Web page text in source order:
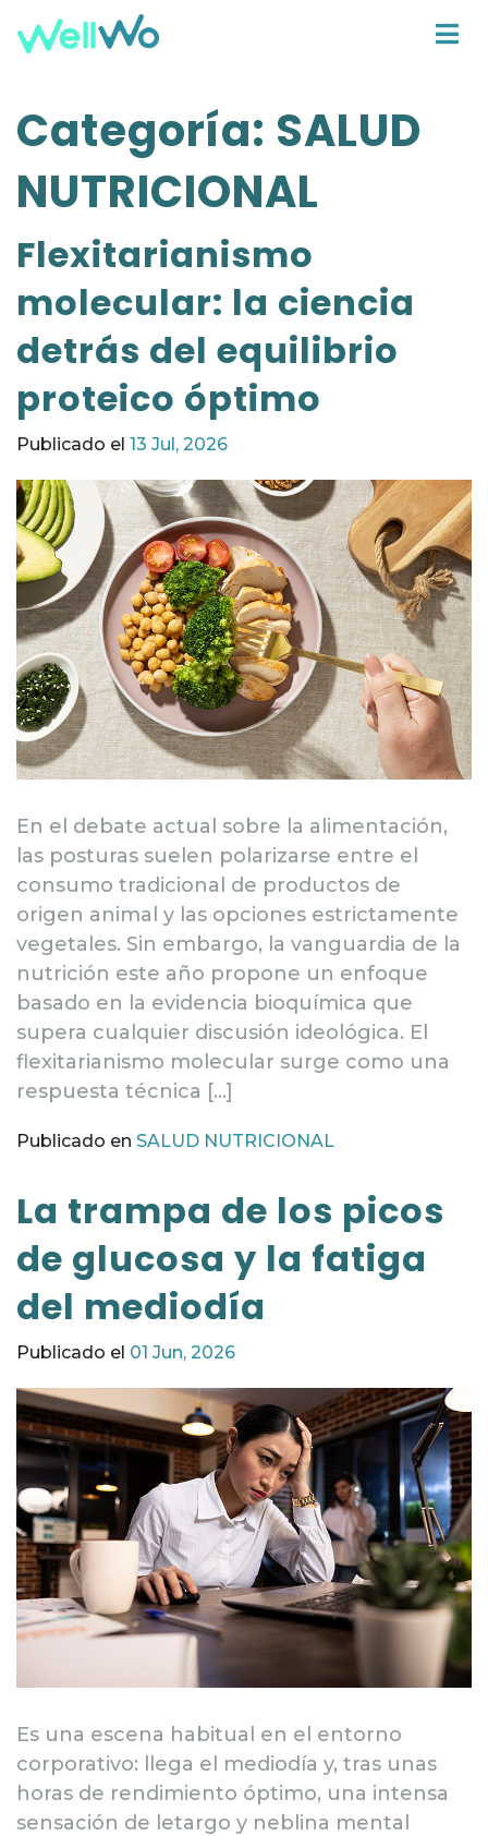
Categoría: SALUD
NUTRICIONAL
Flexitarianismo
molecular: la ciencia
detrás del equilibrio
proteico óptimo
Publicado el 13 Jul, 2026
En el debate actual sobre la alimentación,
las posturas suelen polarizarse entre el
consumo tradicional de productos de
origen animal y las opciones estrictamente
vegetales. Sin embargo, la vanguardia de la
nutrición este año propone un enfoque
basado en la evidencia bioquímica que
supera cualquier discusión ideológica. El
flexitarianismo molecular surge como una
respuesta técnica […]
Publicado en SALUD NUTRICIONAL
La trampa de los picos
de glucosa y la fatiga
del mediodía
Publicado el 01 Jun, 2026
Es una escena habitual en el entorno
corporativo: llega el mediodía y, tras unas
horas de rendimiento óptimo, una intensa
sensación de letargo y neblina mental